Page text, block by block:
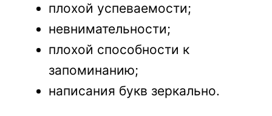
плохой успеваемости;
невнимательности;
плохой способности к
запоминанию;
написания букв зеркально.